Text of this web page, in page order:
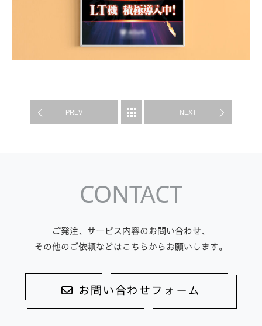
PREV
WORK NEXT
CONTACT
ご発注、サービス内容のお問い合わせ、
その他のご依頼などはこちらからお願いします。
お問い合わせフォーム